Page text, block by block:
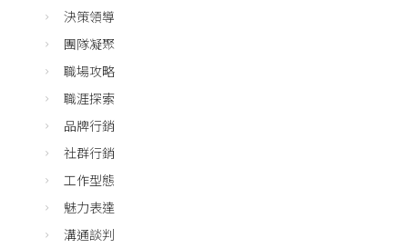
決策領導
團隊凝聚
職場攻略
職涯探索
品牌行銷
社群行銷
工作型態
魅力表達
溝通談判